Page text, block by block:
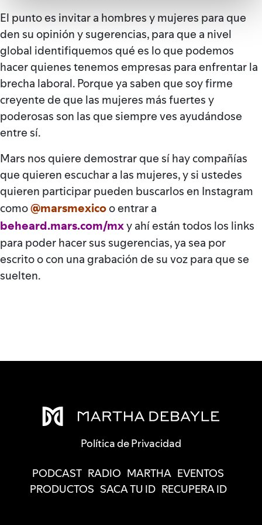
El punto es invitar a hombres y mujeres para que
den su opinión y sugerencias, para que a nivel
global identifiquemos qué es lo que podemos
hacer quienes tenemos empresas para enfrentar la
brecha laboral. Porque ya saben que soy firme
creyente de que las mujeres más fuertes y
poderosas son las que siempre ves ayudándose
entre sí.
Mars nos quiere demostrar que sí hay compañías
que quieren escuchar a las mujeres, y si ustedes
quieren participar pueden buscarlos en Instagram
como@marsmexicoo entrar a
beheard.mars.com/mxy ahí están todos los links
para poder hacer sus sugerencias, ya sea por
escrito o con una grabación de su voz para que se
suelten.
Política de Privacidad
PODCAST RADIO MARTHA EVENTOS
PRODUCTOS SACA TU ID RECUPERA ID